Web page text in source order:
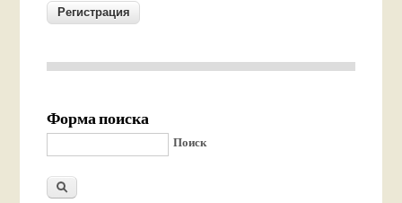
Форма поиска
Поиск